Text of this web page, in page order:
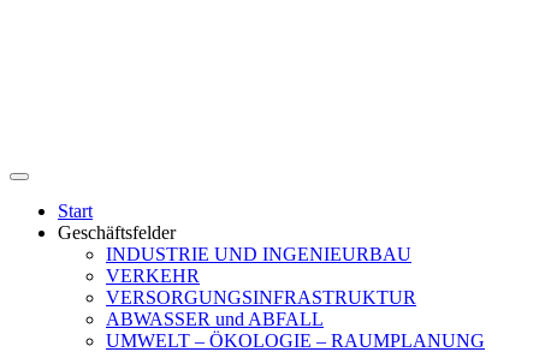
Start
Geschäftsfelder
INDUSTRIE UND INGENIEURBAU
VERKEHR
VERSORGUNGSINFRASTRUKTUR
ABWASSER und ABFALL
UMWELT – ÖKOLOGIE – RAUMPLANUNG